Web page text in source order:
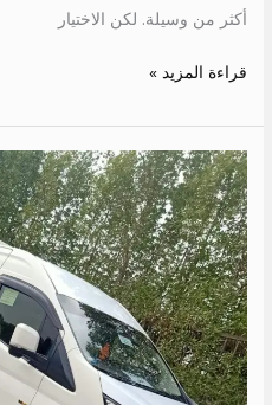
أكثر من وسيلة. لكن الاختيار
قراءة المزيد »
ايجار
هايس
13
راكب
الي
شرم